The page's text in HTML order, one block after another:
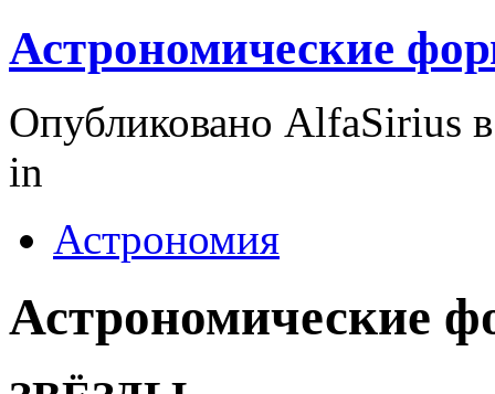
Астрономические
Опубликовано AlfaSirius
in
Астрономия
Астрономические